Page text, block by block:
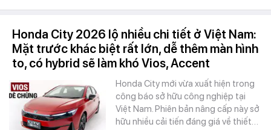
Honda City 2026 lộ nhiều chi tiết ở Việt Nam:
Mặt trước khác biệt rất lớn, dễ thêm màn hình
to, có hybrid sẽ làm khó Vios, Accent
Honda City mới vừa xuất hiện trong
công báo sở hữu công nghiệp tại
Việt Nam. Phiên bản nâng cấp này sở
hữu nhiều cải tiến đáng giá về thiết…